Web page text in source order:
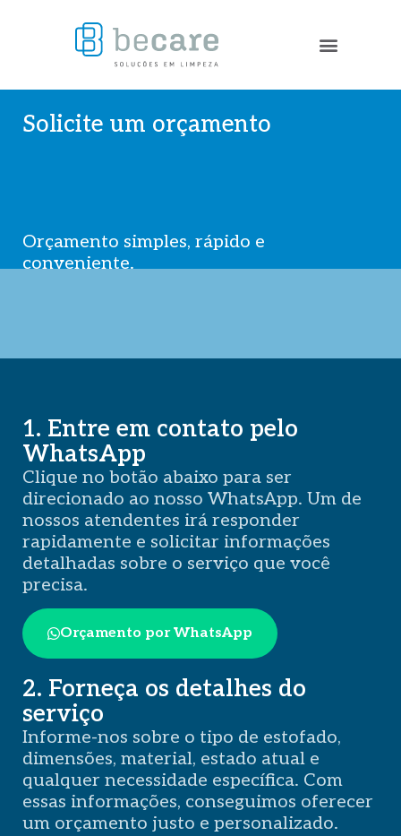
Solicite um orçamento
Orçamento simples, rápido e
conveniente.
1. Entre em contato pelo
WhatsApp
Clique no botão abaixo para ser
direcionado ao nosso WhatsApp. Um de
nossos atendentes irá responder
rapidamente e solicitar informações
detalhadas sobre o serviço que você
precisa.
Orçamento por WhatsApp
2. Forneça os detalhes do
serviço
Informe-nos sobre o tipo de estofado,
dimensões, material, estado atual e
qualquer necessidade específica. Com
essas informações, conseguimos oferecer
um orçamento justo e personalizado.